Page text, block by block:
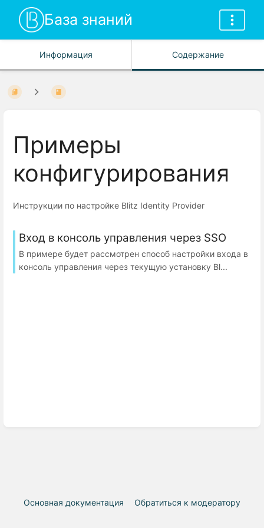
База знаний
Информация Содержание
Примеры
конфигурирования
Инструкции по настройке Blitz Identity Provider
Вход в консоль управления через SSO
В примере будет рассмотрен способ настройки входа в
консоль управления через текущую установку Bl...
Основная документация Обратиться к модератору